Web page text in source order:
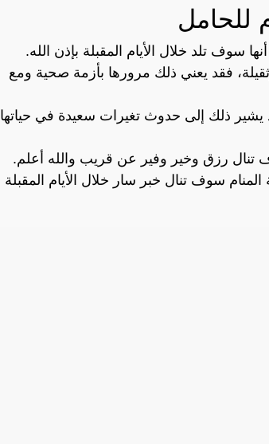
للحامل
سوف تلد خلال الأيام المقبلة بإذن الله.
فقد يعني ذلك مرورها بأزمة صحية ومع
يشير ذلك إلى حدوث تغيرات سعيدة في حياتها
تنال رزق وخير وفير عن قريب والله أعلم.
سوف تنال خبر سار خلال الأيام المقبلة